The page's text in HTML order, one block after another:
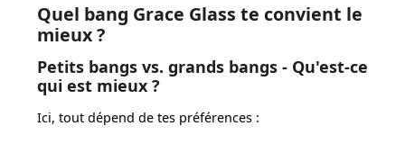
Quel bang Grace Glass te convient le
mieux ?
Petits bangs vs. grands bangs - Qu'est-ce
qui est mieux ?
Ici, tout dépend de tes préférences :